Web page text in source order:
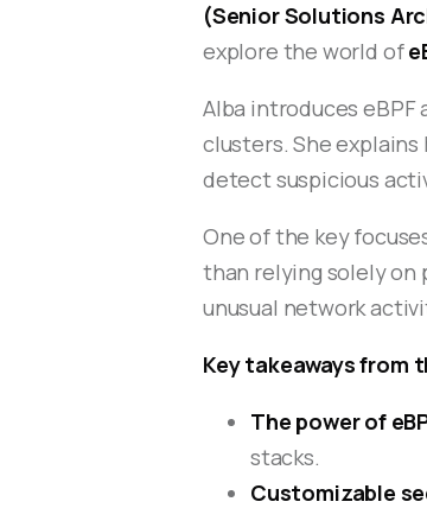
(Senior Solutions
explore the world of
Alba introduces
clusters. She
detect suspicious
One of the key
than relying solely on
unusual network
Key takeaways from
The power of
stacks.
Customizable